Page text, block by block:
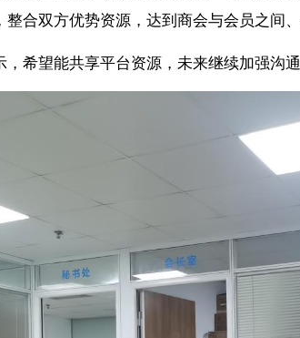
整合双方优势资源，达到商会与会员之间
，希望能共享平台资源，未来继续加强沟